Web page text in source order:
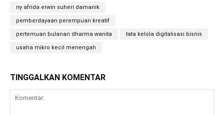
ny afrida erwin suheri damanik
pemberdayaan perempuan kreatif
pertemuan bulanan dharma wanita tata kelola digitalisasi bisnis
usaha mikro kecil menengah
TINGGALKAN KOMENTAR